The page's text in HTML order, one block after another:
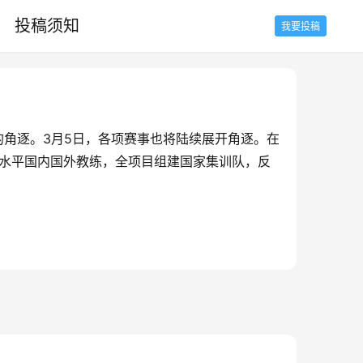
投稿须知 我要投稿
逐。3月5日，各项赛事也将陆续展开角逐。在
平国内国外教练，全项目组建国家集训队，反